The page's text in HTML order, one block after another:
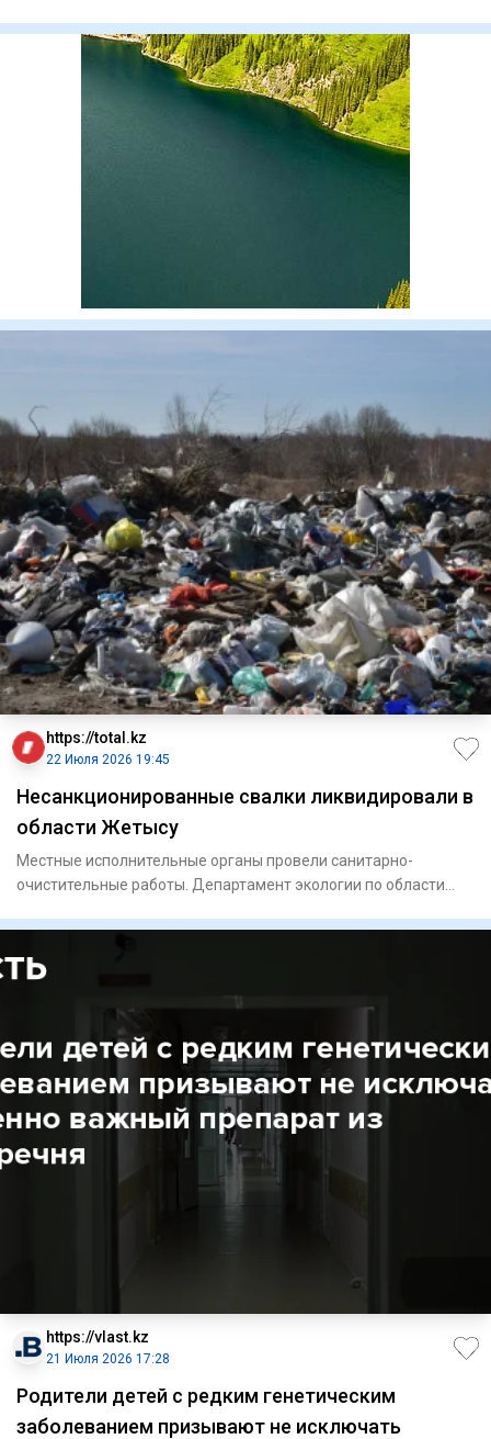
https://total.kz
22 Июля 2026 19:45
Несанкционированные свалки ликвидировали в
области Жетысу
Местные исполнительные органы провели санитарно-
очистительные работы. Департамент экологии по области
https://vlast.kz
21 Июля 2026 17:28
Родители детей с редким генетическим
заболеванием призывают не исключать